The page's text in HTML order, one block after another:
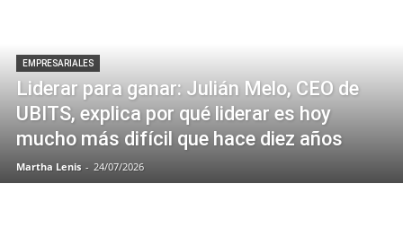
EMPRESARIALES
Liderar para ganar: Julián Melo, CEO de
UBITS, explica por qué liderar es hoy
mucho más difícil que hace diez años
Martha Lenis - 24/07/2026